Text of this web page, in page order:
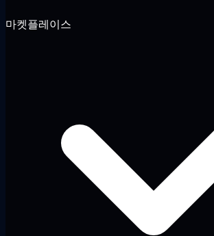
마켓플레이스